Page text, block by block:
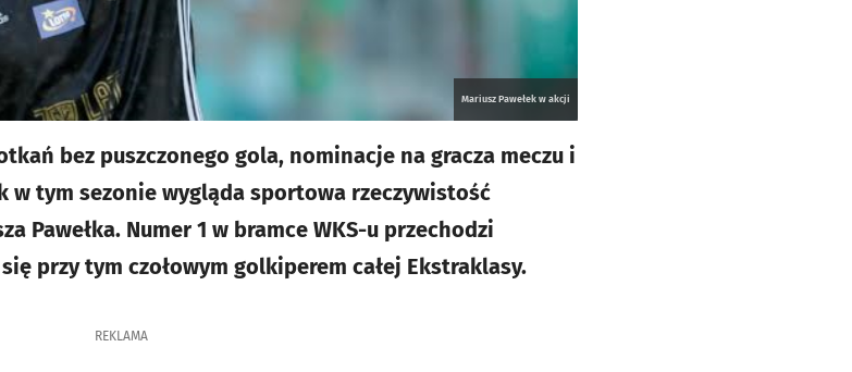
Mariusz Pawełek w akcji
bez puszczonego gola, nominacje na gracza meczu i
tym sezonie wygląda sportowa rzeczywistość
Pawełka. Numer 1 w bramce WKS-u przechodzi
przy tym czołowym golkiperem całej Ekstraklasy.
REKLAMA